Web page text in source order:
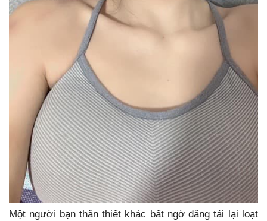
Một người bạn thân thiết khác bất ngờ đăng tải lại loạt